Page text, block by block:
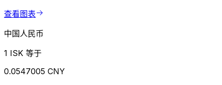
查看图表
中国人民币
1 ISK 等于
0.0547005 CNY